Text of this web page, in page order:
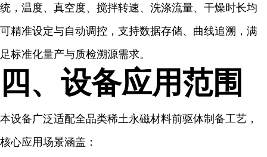
统，温度、真空度、搅拌转速、洗涤流量、干燥时长均
可精准设定与自动调控，支持数据存储、曲线追溯，满
足标准化量产与质检溯源需求。
四、设备应用范围
本设备广泛适配全品类稀土永磁材料前驱体制备工艺，
核心应用场景涵盖：